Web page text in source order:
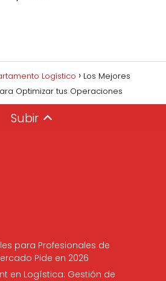
Logístico
Los Mejores
Optimizar tus Operaciones
Subir
para Profesionales de
Pide en 2026
en Logística: Gestión de